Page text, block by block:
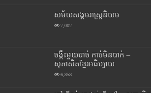
សម័យសង្គមរាស្រ្តនិយម
7,002
ចង្កឹះមួយបាច់ កាច់មិនបាក់ –
សុភាសិតខ្មែរអធិប្បាយ
6,858